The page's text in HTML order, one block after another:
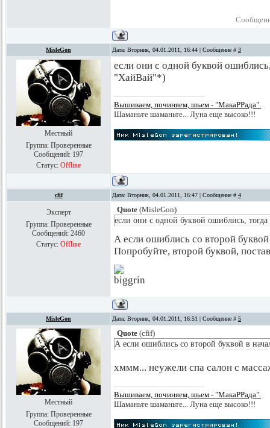
MisleGon Дата: Вторник, 04.01.2011, 16:44 | Сообщение # 3
Местный
Группа: Проверенные
Сообщений: 197
Статус: Offline
если они с одной буквой
"ХайВай"*)
Вышиваем, починяем, шьем - "МакаРРада".
Шаманьте шаманьте... Луна еще высоко!!!
cfif Дата: Вторник, 04.01.2011, 16:47 | Сообщение # 4
Эксперт
Группа: Проверенные
Сообщений: 2460
Статус: Offline
Quote (MisleGon)
если они с одной буквой ошиблись,
А если ошиблись со второй буквой
Попробуйте, второй буквой,
MisleGon Дата: Вторник, 04.01.2011, 16:51 | Сообщение # 5
Местный
Группа: Проверенные
Сообщений: 197
Quote (cfif)
А если ошиблись со второй буквой в
хммм... неужели спа салон с
Вышиваем, починяем, шьем - "МакаРРада".
Шаманьте шаманьте... Луна еще высоко!!!